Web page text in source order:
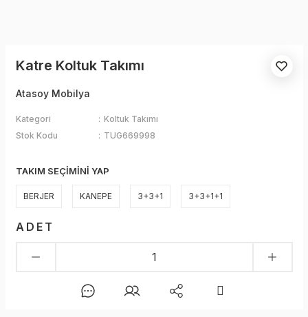
Katre Koltuk Takımı
Atasoy Mobilya
Kategori
Koltuk Takımı
Stok Kodu
TUG669998
TAKIM SEÇİMİNİ YAP
BERJER KANEPE 3+3+1 3+3+1+1
ADET